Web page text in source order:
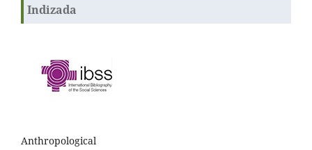
Indizada
Anthropological